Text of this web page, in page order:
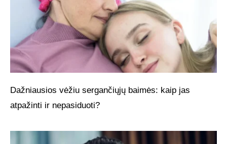
Dažniausios vėžiu sergančiųjų baimės: kaip jas
atpažinti ir nepasiduoti?